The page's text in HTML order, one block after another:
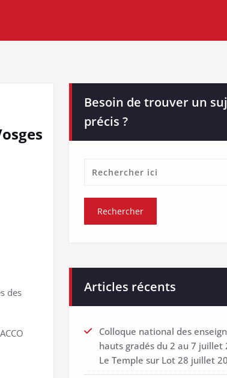
des
Besoin de trouver un
précis ?
Articles récents
Colloque national des
hauts gradés du 2 au 7 juillet
Le Temple sur Lot 28 juillet